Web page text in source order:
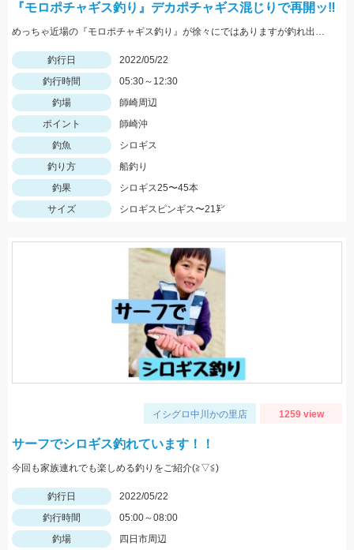
『モロポチャギス釣り』デカポチャギス混じりで再開ッ‼︎
めっちゃ近場の『モロポチャギス釣り』が徐々にではありますが釣れ出して来てますよッ(*⁰▿⁰*)
釣行日
2022/05/22
釣行時間
05:30～12:30
釣場
師崎周辺
ポイント
師崎沖
釣魚
シロギス
釣り方
船釣り
釣果
シロギス25〜45本
サイズ
シロギスピンギス〜21㌢
イシグロ中川かの里店 1259 view
サーフでシロギス釣れています！！
今回も家族連れでも楽しめる釣りをご紹介(≧▽≦)
釣行日
2022/05/22
釣行時間
05:00～08:00
釣場
四日市周辺